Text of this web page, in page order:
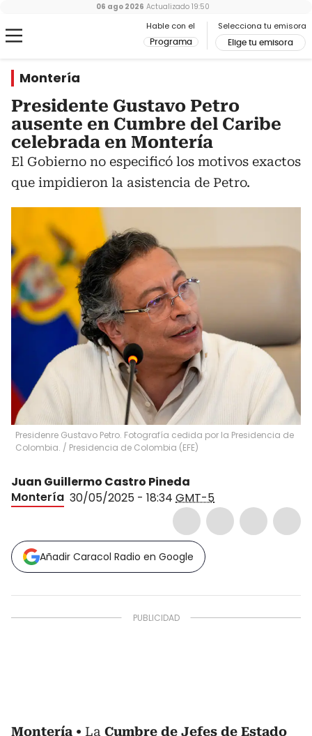
Hable con el
Programa
Selecciona tu emisora
Elige tu emisora
06 ago 2026 Actualizado 19:50
Montería
Presidente Gustavo Petro
ausente en Cumbre del Caribe
celebrada en Montería
El Gobierno no especificó los motivos exactos
que impidieron la asistencia de Petro.
Presidenre Gustavo Petro. Fotografía cedida por la Presidencia de
Colombia. / Presidencia de Colombia (EFE)
Juan Guillermo Castro Pineda
Montería 30/05/2025 - 18:34 GMT-5
Añadir Caracol Radio en Google
Montería La Cumbre de Jefes de Estado